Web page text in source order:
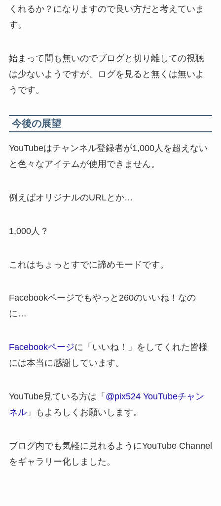
くれるか？になりますので良い方だと考えていま
す。
始まって間も無いのでブログと切り離しての視聴
は少ないようですが、ログを見ると無くは無いよ
うです。
今後の展望
YouTubeはチャンネル登録者が1,000人を超えない
と色々なアイテムが使用できません。
例えばオリジナルのURLとか…
1,000人？
これはちょっとすでに諦めモードです。
Facebookページでもやっと260のいいね！なの
に…
Facebookページに「いいね！」をしてくれた皆様
には本当に感謝しています。
YouTube見ている方は「 @pix524 YouTubeチャン
ネル」もよろしくお願いします。
ブログ内でも気軽に見れるようにYouTube Channel
をギャラリー化しました。